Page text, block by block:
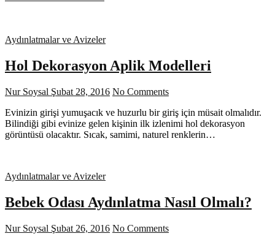
Aydınlatmalar ve Avizeler
Hol Dekorasyon Aplik Modelleri
Nur Soysal Şubat 28, 2016 No Comments
Evinizin girişi yumuşacık ve huzurlu bir giriş için müsait olmalıdır.
Bilindiği gibi evinize gelen kişinin ilk izlenimi hol dekorasyon
görüntüsü olacaktır. Sıcak, samimi, naturel renklerin…
Aydınlatmalar ve Avizeler
Bebek Odası Aydınlatma Nasıl Olmalı?
Nur Soysal Şubat 26, 2016 No Comments